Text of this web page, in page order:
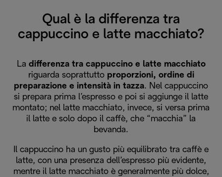
Qual è la differenza tra
cappuccino e latte macchiato?
La differenza tra cappuccino e latte macchiato
riguarda soprattutto proporzioni, ordine di
preparazione e intensità in tazza. Nel cappuccino
si prepara prima l’espresso e poi si aggiunge il latte
montato; nel latte macchiato, invece, si versa prima
il latte e solo dopo il caffè, che “macchia” la
bevanda.
Il cappuccino ha un gusto più equilibrato tra caffè e
latte, con una presenza dell’espresso più evidente,
mentre il latte macchiato è generalmente più dolce,